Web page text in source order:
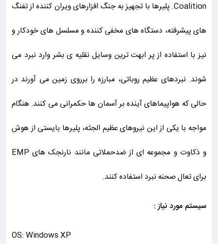
Coalition. پلیرها با تجهیز به جنگ افزارهای ویران کننده از تفنگ
های پیشرفته، دستگاه های مخفی کننده و مسلسل های خودکار و
نیز با استفاده از پر ابهت ترین وسایل نقلیه ی بشر وارد نبرد می
شوند. نبردهای عظیم روباتی، مبارزه را برروی زمین می آورند در
حالی که هواپیماهای آینده بر آسمان ها حکمرانی می کنند. هنگام
مواجه با یکی از این نیروهای عظیم الجثه، پلیرها بایستی از هوش
و ذکاوت و مجموعه ای از ضدحملاتی مانند نارنجک های EMP
برای تعال صحنه نبرد استفاده کنند.
سیستم مورد نیاز :
OS: Windows XP